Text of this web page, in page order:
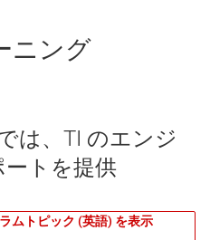
ニング
は、TI のエンジ
トを提供
ムトピック (英語) を表示